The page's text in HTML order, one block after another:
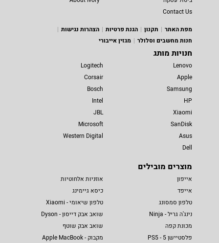
Contact Us
מפת האתר
תקנון הגנת פרטיות
הצהרות נגישות
חנות מחשבים וסלולר
מגזין אייבורי
חנויות מותג
Lenovo
Apple
Samsung
HP
Xiaomi
SanDisk
Asus
Dell
Logitech
Corsair
Bosch
Intel
JBL
Microsoft
Western Digital
מוצרים מובילים
אייפון
אייפד
טלפון סמסונג
נינג'ה גריל - Ninja
מכונת קפה
פלסטיישן 5 - PS5
אוזניות אלחוטיות
כיסא גיימינג
טלפון שיאומי - Xiaomi
שואב אבק דייסון - Dyson
שואב אבק שוטף
מקבוק - Apple MacBook